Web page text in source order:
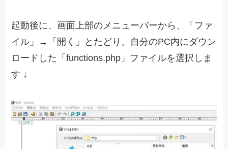
起動後に、画面上部のメニューバーから、「ファ
イル」→「開く」とたどり、自分のPC内にダウン
ロードした「functions.php」ファイルを選択しま
す ↓